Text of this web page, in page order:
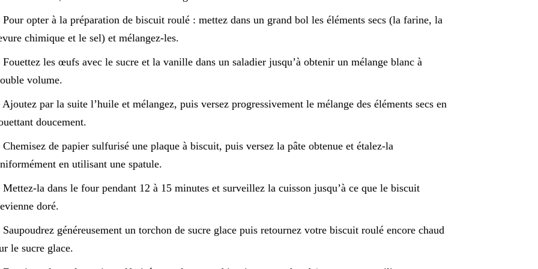
Pour opter à la préparation de biscuit roulé : mettez dans un grand bol les éléments secs (la farine, la
chimique et le sel) et mélangez-les.
Fouettez les œufs avec le sucre et la vanille dans un saladier jusqu’à obtenir un mélange blanc à
volume.
Ajoutez par la suite l’huile et mélangez, puis versez progressivement le mélange des éléments secs en
doucement.
Chemisez de papier sulfurisé une plaque à biscuit, puis versez la pâte obtenue et étalez-la
en utilisant une spatule.
Mettez-la dans le four pendant 12 à 15 minutes et surveillez la cuisson jusqu’à ce que le biscuit
doré.
Saupoudrez généreusement un torchon de sucre glace puis retournez votre biscuit roulé encore chaud
le sucre glace.